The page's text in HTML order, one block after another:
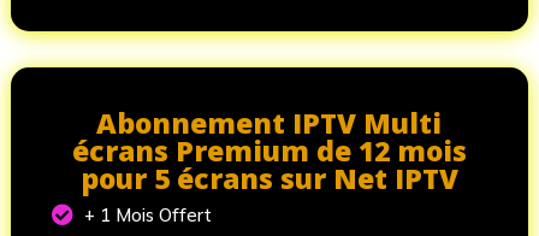
Abonnement IPTV Multi
écrans Premium de 12 mois
pour 5 écrans sur Net IPTV
 + 1 Mois Offert